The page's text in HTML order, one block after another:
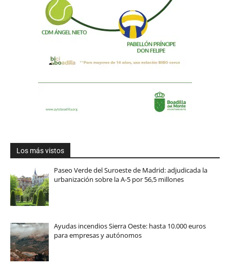
Los más vistos
Paseo Verde del Suroeste de Madrid: adjudicada la
urbanización sobre la A-5 por 56,5 millones
Ayudas incendios Sierra Oeste: hasta 10.000 euros
para empresas y autónomos